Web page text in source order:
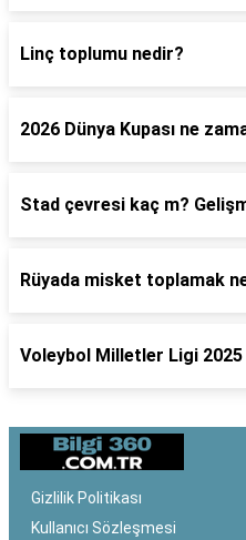
Linç toplumu nedir?
2026 Dünya Kupası ne
Stad çevresi kaç m?
Rüyada misket toplamak
Voleybol Milletler Ligi
Gizlilik Politikası
Kullanıcı Sözleşmesi